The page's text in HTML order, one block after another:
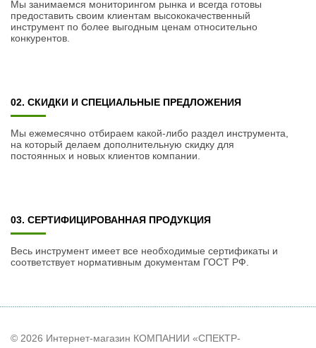
Мы занимаемся мониторингом рынка и всегда готовы
предоставить своим клиентам высококачественный
инструмент по более выгодным ценам относительно
конкурентов.
02. СКИДКИ И СПЕЦИАЛЬНЫЕ ПРЕДЛОЖЕНИЯ
Мы ежемесячно отбираем какой-либо раздел инструмента,
на который делаем дополнительную скидку для
постоянных и новых клиентов компании.
03. СЕРТИФИЦИРОВАННАЯ ПРОДУКЦИЯ
Весь инструмент имеет все необходимые сертификаты и
соответствует нормативным документам ГОСТ РФ.
© 2026 Интернет-магазин КОМПАНИИ «СПЕКТР-